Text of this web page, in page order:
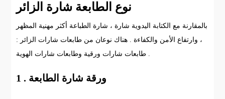
نوع الطابعة شارة الزائر
بالمقارنة مع الكتابة اليدوية شارة ، شارة الطباعة أكثر مهنية المظهر
، وارتفاع الأمن والكفاءة . هناك نوعان من طابعات شارات الزائر :
طابعات شارات ورقية وطابعات شارات الهوية .
1 . ورقة شارة الطابعة